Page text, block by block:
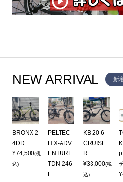
NEW ARRIVAL 新
BRONX 2
4DD
¥74,500(税
込)
PELTEC
H X-ADV
ENTURE
TDN-246
L
KB 20 6
CRUISE
R
¥33,000(税
込)
p